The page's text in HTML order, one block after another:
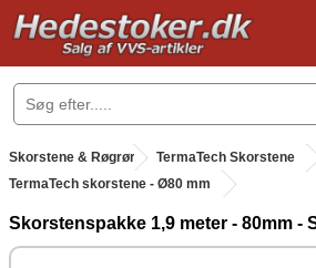
.
Skorstene & Røgrør . TermaTech Skorstene
TermaTech skorstene - Ø80 mm
Skorstenspakke 1,9 meter - 80mm -